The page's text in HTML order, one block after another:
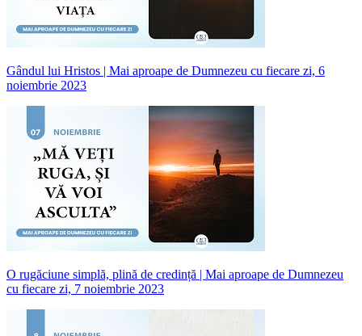
Gândul lui Hristos | Mai aproape de Dumnezeu cu fiecare zi, 6
noiembrie 2023
O rugăciune simplă, plină de credință | Mai aproape de Dumnezeu
cu fiecare zi, 7 noiembrie 2023